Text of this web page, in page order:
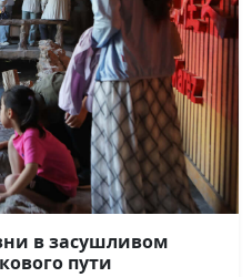
в засушливом
пути